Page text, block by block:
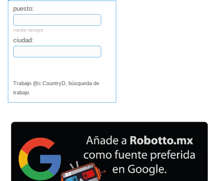
puesto:
medio tiempo
ciudad:
Trabajo @c:CountryD, búsqueda de
trabajo